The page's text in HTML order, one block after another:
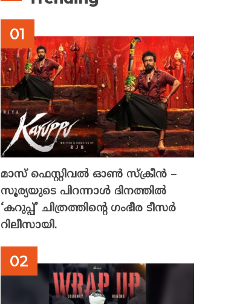
മാസ് ഫെസ്റ്റിവൽ ഓൺ സ്‌ക്രീൻ –
സൂര്യയുടെ പിറന്നാൾ ദിനത്തിൽ
‘കറുപ്പ്’ ചിത്രത്തിന്റെ ഗംഭീര ടീസർ
റിലീസായി.